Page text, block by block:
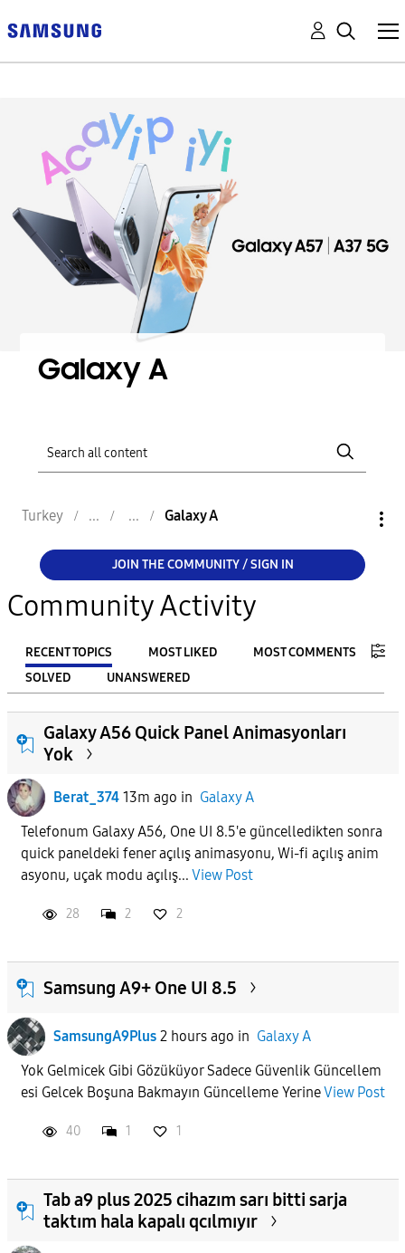
Galaxy A
Turkey Galaxy A
JOIN THE COMMUNITY / SIGN IN
Community Activity
RECENT TOPICS MOST LIKED
MOST COMMENTS
SOLVED
UNANSWERED
FILTER:
From
To
APPLY
Galaxy A56 Quick Panel Animasyonları
Yok
Berat_374 13m ago in Galaxy A
Telefonum Galaxy A56, One UI 8.5'e güncelledikten sonra
quick paneldeki fener açılış animasyonu, Wi-fi açılış anim
asyonu, uçak modu açılış... View Post
28 2 2
Samsung A9+ One UI 8.5
SamsungA9Plus 2 hours ago in Galaxy A
Yok Gelmicek Gibi Gözüküyor Sadece Güvenlik Güncellem
esi Gelcek Boşuna Bakmayın Güncelleme YerineView Post
40 1 1
Tab a9 plus 2025 cihazım sarı bitti sarja
taktım hala kapalı qcılmıyır